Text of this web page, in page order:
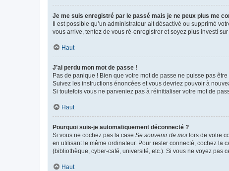
Je me suis enregistré par le passé mais je ne peux plus me
Il est possible qu’un administrateur ait désactivé ou supprimé
vous arrive, tentez de vous ré-enregistrer et soyez plus investi sur
Haut
J’ai perdu mon mot de passe !
Pas de panique ! Bien que votre mot de passe ne puisse pas
Suivez les instructions énoncées et vous devriez pouvoir à
Si toutefois vous ne parveniez pas à réinitialiser votre mot de
Haut
Pourquoi suis-je automatiquement déconnecté ?
Si vous ne cochez pas la case Se souvenir de moi lors de votre
en utilisant le même ordinateur. Pour rester connecté, cochez la
(bibliothèque, cyber-café, université, etc.). Si vous ne voyez pas
Haut